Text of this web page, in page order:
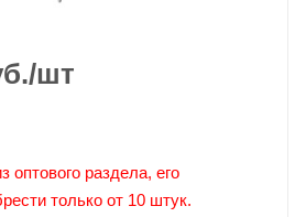
/шт
оптового раздела, его
только от 10 штук.